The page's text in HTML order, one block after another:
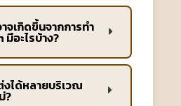
จเกิดขึ้นจากการทำ
อะไรบ้าง?
ได้หลายบริเวณ
?